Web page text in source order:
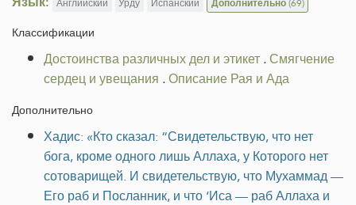
Классификации
Достоинства различных дел и этикет.Смягчение
сердец и увещания .Описание Рая и Ада
Дополнительно
Хадис: «Кто сказал: “Свидетельствую, что нет
бога, кроме одного лишь Аллаха, у Которого нет
сотоварищей. И свидетельствую, что Мухаммад —
Его раб и Посланник, и что ‘Иса — раб Аллаха и